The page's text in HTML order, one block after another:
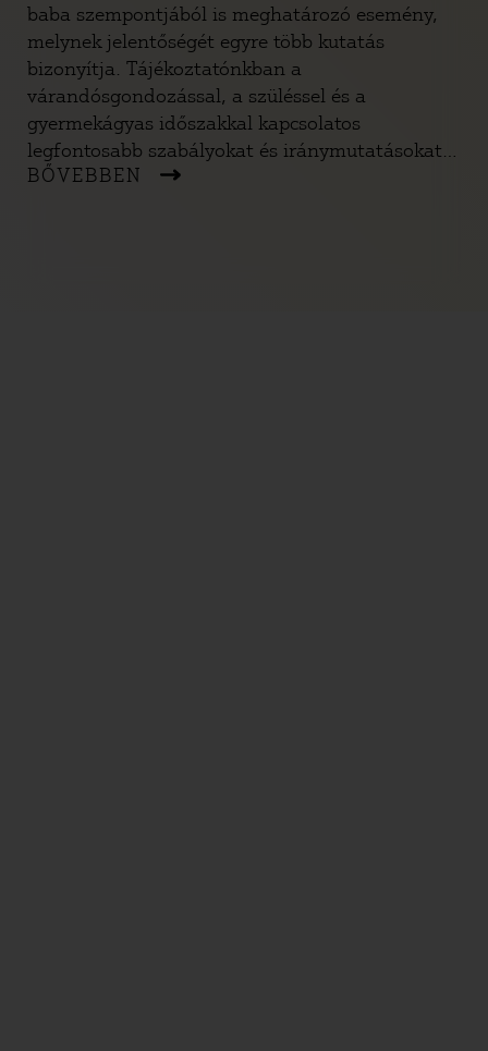
baba szempontjából is meghatározó esemény,
melynek jelentőségét egyre több kutatás
bizonyítja. Tájékoztatónkban a
várandósgondozással, a szüléssel és a
gyermekágyas időszakkal kapcsolatos
legfontosabb szabályokat és iránymutatásokat
gyűjtöttük össze. Gyakorlati tanácsokkal is
BŐVEBBEN